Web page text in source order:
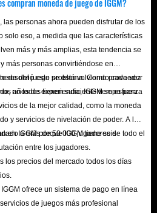
pago.
preconfiguradas, comenzarás
superior, lo que te dará una
otros jugadores desde el
una generosa cantidad de
comprar fácilmente equipo y
simplificando aún más el juego.
los servicios de mejora de
compran moneda de juego de IGGM?
personas ahora pueden disfrutar de los
solo eso, a medida que las características
más y más amplias, esta tendencia se
más personas convirtiéndose en
del juego se está volviendo cada vez
no todos tienen suficiente tiempo para
resolvió este problema. Como proveedor
años de experiencia, IGGM se esfuerza
de la mejor calidad, como la moneda
y servicios de nivelación de poder. A lo
a más de 50 000 jugadores de todo el
entre los jugadores.
en IGGM porque IGGM tiene seis
los precios del mercado todos los días
IGGM ofrece un sistema de pago en línea
de juegos más profesional